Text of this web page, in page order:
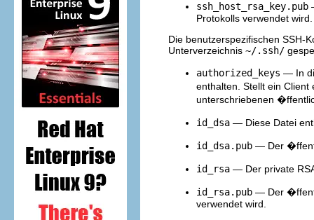
ssh_host_rsa_key.pub
Protokolls verwendet wird.
Die benutzerspezifischen SSH-
Unterverzeichnis ~/.ssh/
authorized_keys — In
enthalten. Stellt ein
unterschriebenen
id_dsa — Diese Datei
id_dsa.pub — Der
id_rsa — Der private
id_rsa.pub — Der
verwendet wird.